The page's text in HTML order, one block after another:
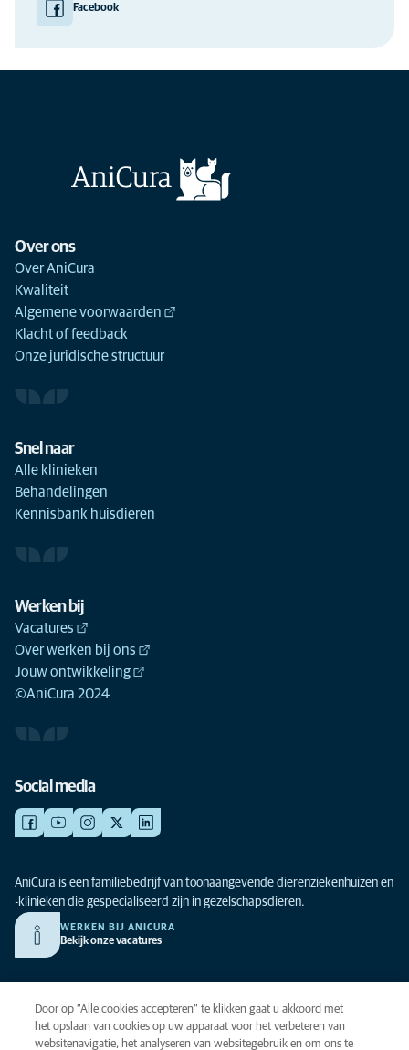
Facebook
Over ons
Over AniCura
Kwaliteit
Algemene voorwaarden
Klacht of feedback
Onze juridische structuur
Snel naar
Alle klinieken
Behandelingen
Kennisbank huisdieren
Werken bij
Vacatures
Over werken bij ons
Jouw ontwikkeling
©AniCura 2024
Social media
AniCura is een familiebedrijf van toonaangevende dierenziekenhuizen en
-klinieken die gespecialiseerd zijn in gezelschapsdieren.
WERKEN BIJ ANICURA
Bekijk onze vacatures
Privacy
Algemene voorwaarden
Door op “Alle cookies accepteren” te klikken gaat u akkoord met
het opslaan van cookies op uw apparaat voor het verbeteren van
websitenavigatie, het analyseren van websitegebruik en om ons te